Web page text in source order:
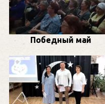
Победный май